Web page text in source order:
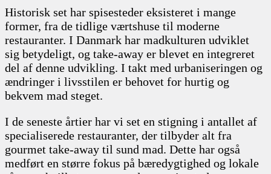
Historisk set har spisesteder eksisteret i mange
former, fra de tidlige værtshuse til moderne
restauranter. I Danmark har madkulturen udviklet
sig betydeligt, og take-away er blevet en integreret
del af denne udvikling. I takt med urbaniseringen og
ændringer i livsstilen er behovet for hurtig og
bekvem mad steget.
I de seneste årtier har vi set en stigning i antallet af
specialiserede restauranter, der tilbyder alt fra
gourmet take-away til sund mad. Dette har også
medført en større fokus på bæredygtighed og lokale